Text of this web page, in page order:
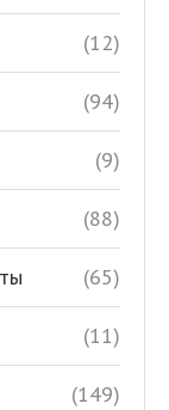
(12)
(94)
(9)
(88)
(65)
(11)
(149)